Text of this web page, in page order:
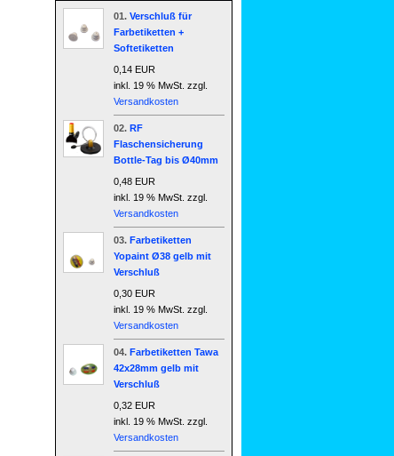
01. Verschluß für
Farbetiketten +
Softetiketten
0,14 EUR
inkl. 19 % MwSt. zzgl.
Versandkosten
02. RF
Flaschensicherung
Bottle-Tag bis Ø40mm
0,48 EUR
inkl. 19 % MwSt. zzgl.
Versandkosten
03. Farbetiketten
Yopaint Ø38 gelb mit
Verschluß
0,30 EUR
inkl. 19 % MwSt. zzgl.
Versandkosten
04. Farbetiketten Tawa
42x28mm gelb mit
Verschluß
0,32 EUR
inkl. 19 % MwSt. zzgl.
Versandkosten